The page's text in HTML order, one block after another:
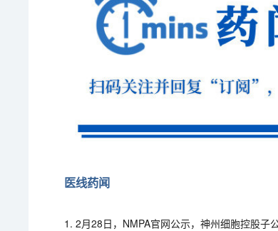
医线药闻
1. 2月28日，NMPA官网公示，神州细胞控股子